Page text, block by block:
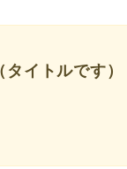
イトルです）